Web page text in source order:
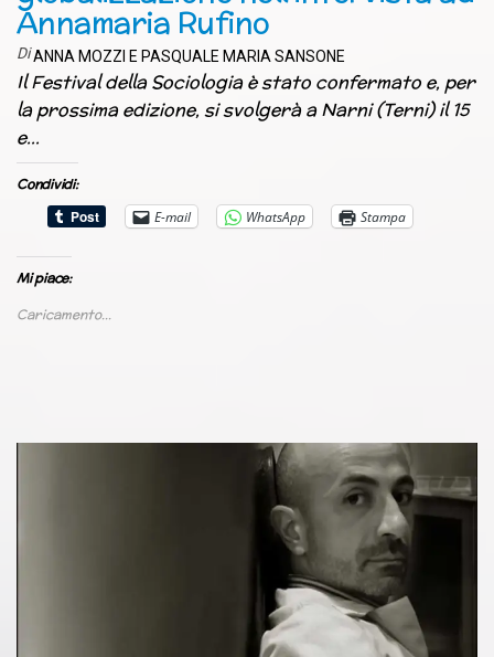
Annamaria Rufino
DiANNA MOZZI E PASQUALE MARIA SANSONE
Il Festival della Sociologia è stato confermato e, per
la prossima edizione, si svolgerà a Narni (Terni) il 15
e…
Condividi:
E-mail
WhatsApp Stampa
Mi piace:
Caricamento...